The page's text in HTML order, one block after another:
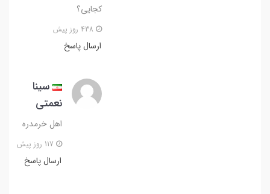
کجایی؟
ارسال پاسخ
سینا
نعمتی
اهل خرمدره
ارسال پاسخ